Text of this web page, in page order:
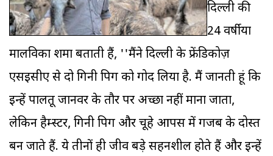
दिल्ली की
24 वर्षीया
मालविका शर्मा बताती हैं, ''मैंने दिल्ली के फ्रेंडिकोज़
एसईसीए से दो गिनी पिग को गोद लिया है. मैं जानती हूं कि
इन्हें पालतू जानवर के तौर पर अच्छा नहीं माना जाता,
लेकिन हैम्स्टर, गिनी पिग और चूहे आपस में गजब के दोस्त
बन जाते हैं. ये तीनों ही जीव बड़े सहनशील होते हैं और इन्हें